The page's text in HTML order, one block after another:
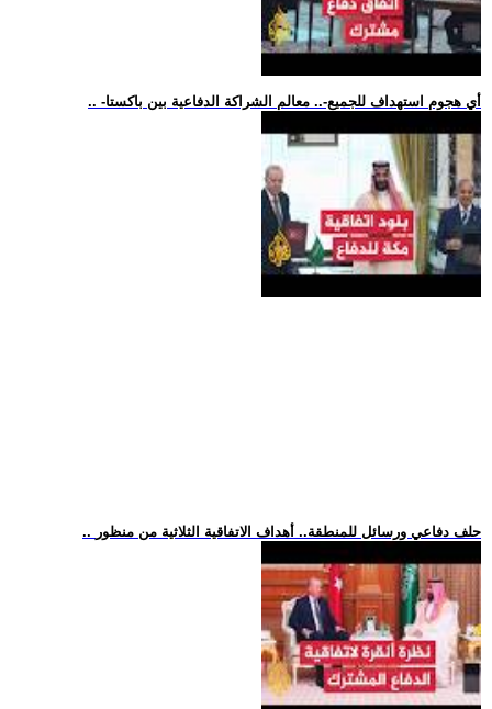
.. -أي هجوم استهداف للجميع-.. معالم الشراكة الدفاعية بين باكستا
.. حلف دفاعي ورسائل للمنطقة.. أهداف الاتفاقية الثلاثية من منظور